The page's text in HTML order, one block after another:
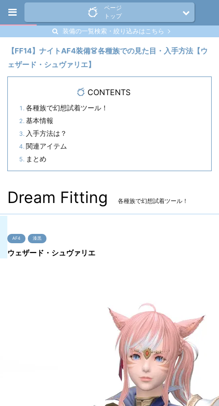
ページ
トップ
装備の一覧検索・絞り込みはこちら
【FF14】ナイトAF4装備👗各種族での見た目・入手方法【ウ
ェザード・シュヴァリエ】
CONTENTS
各種族で幻想試着ツール！
基本情報
入手方法は？
関連アイテム
まとめ
Dream Fitting 各種族で幻想試着ツール！
AF4 漆黒
ウェザード・シュヴァリエ